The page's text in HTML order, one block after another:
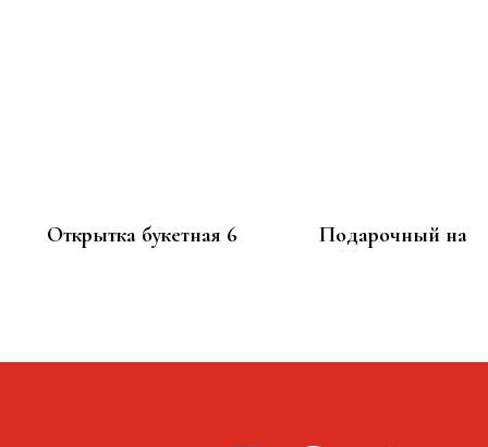
Открытка букетная 6 Подарочный